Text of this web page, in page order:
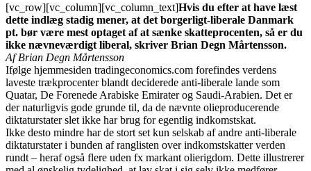
[vc_row][vc_column][vc_column_text]Hvis du efter at have læst
dette indlæg stadig mener, at det borgerligt-liberale Danmark
pt. bør være mest optaget af at sænke skatteprocenten, så er du
ikke nævneværdigt liberal, skriver Brian Degn Mårtensson.
Af Brian Degn Mårtensson
Ifølge hjemmesiden tradingeconomics.com forefindes verdens
laveste trækprocenter blandt deciderede anti-liberale lande som
Quatar, De Forenede Arabiske Emirater og Saudi-Arabien. Det er
der naturligvis gode grunde til, da de nævnte olieproducerende
diktaturstater slet ikke har brug for egentlig indkomstskat.
Ikke desto mindre har de stort set kun selskab af andre anti-liberale
diktaturstater i bunden af ranglisten over indkomstskatter verden
rundt – heraf også flere uden fx markant olierigdom. Dette illustrerer